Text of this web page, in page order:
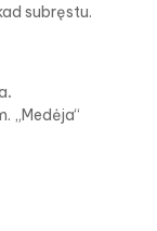
subręstu.
.
„Medėja“